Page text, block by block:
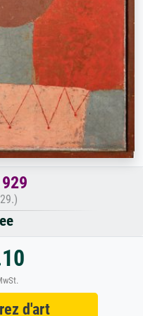
d'art